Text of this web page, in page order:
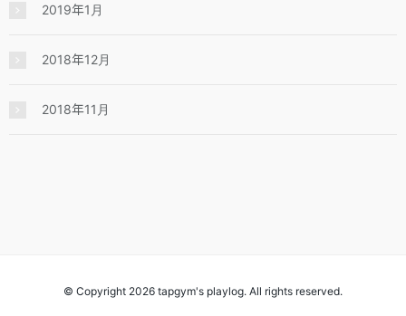
2019年1月
2018年12月
2018年11月
© Copyright 2026 tapgym's playlog. All rights reserved.